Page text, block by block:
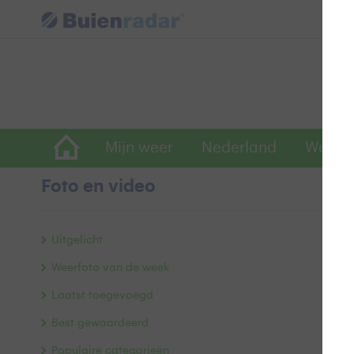
Mijn weer Nederland
Foto en video
Uitgelicht
Weerfoto van de week
Laatst toegevoegd
Best gewaardeerd
Populaire categorieën